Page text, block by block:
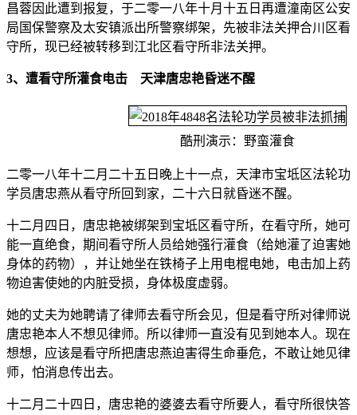
昌蓉因此遭到报复，于二零一八年十月十五日再遭潼南区公安
局国保警察及太安镇派出所警察绑架，先被非法关押合川区看
守所，现已经被转移到江北区看守所非法关押。
3、遭看守所灌食电击 天津唐忠艳昏迷不醒
酷刑演示：野蛮灌食
二零一八年十二月二十五日晚上十一点，天津市宝坻区法轮功
学员唐忠燕从看守所回到家，二十六日就昏迷不醒。
十二月四日，唐忠艳被绑架到宝坻区看守所，在看守所，她可
能一直绝食，期间看守所人员给她强行灌食（给她灌了迫害她
身体的药物），并让她坐在铁椅子上用电棍电她，电击加上药
物迫害使她的内脏受损，身体极度虚弱。
她的丈夫为她聘请了律师去看守所会见，但是看守所对律师说
唐忠艳本人不想见律师。所以律师一直没有见到她本人。现在
想想，应该是看守所把唐忠燕迫害得生命垂危，不敢让她见律
师，怕消息传出去。
十二月二十四日，唐忠艳的婆婆去看守所要人，看守所很快答